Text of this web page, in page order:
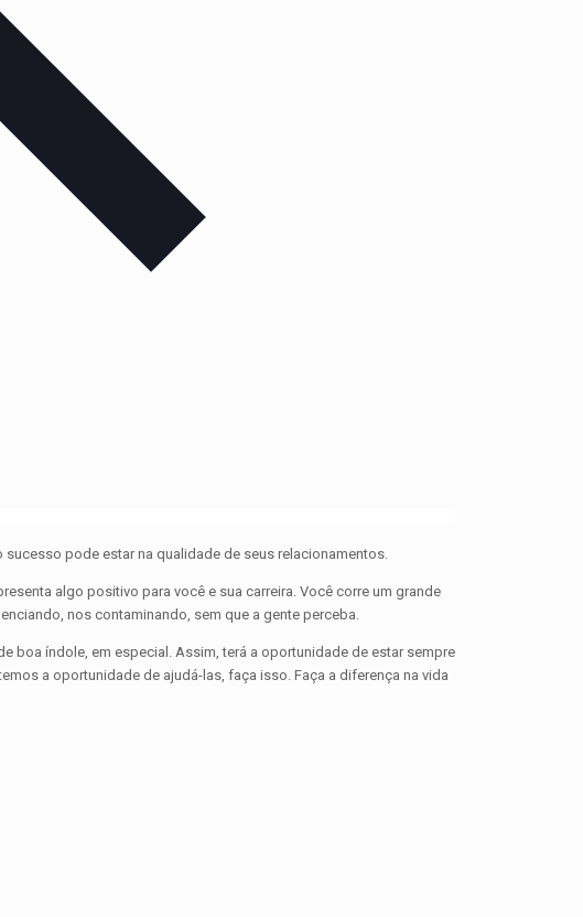
pode estar na qualidade de seus relacionamentos.
algo positivo para você e sua carreira. Você corre um grande
nos contaminando, sem que a gente perceba.
boa índole, em especial. Assim, terá a oportunidade de estar sempre
a oportunidade de ajudá-las, faça isso. Faça a diferença na vida